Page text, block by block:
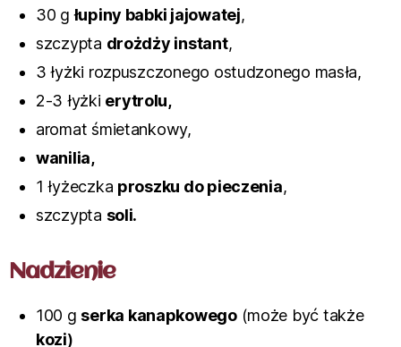
30 głupiny babki jajowatej,
szczypta drożdży instant,
3 łyżki rozpuszczonego ostudzonego masła,
2-3 łyżki erytrolu,
aromat śmietankowy,
wanilia,
1 łyżeczka proszku do pieczenia,
szczypta soli.
Nadzienie
100 g serka kanapkowego(może być także
kozi)